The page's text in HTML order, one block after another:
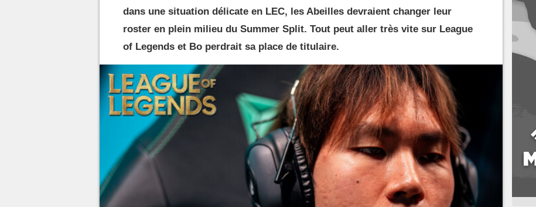
dans une situation délicate en LEC, les Abeilles devraient changer leur
roster en plein milieu du Summer Split. Tout peut aller très vite sur League
of Legends et Bo perdrait sa place de titulaire.